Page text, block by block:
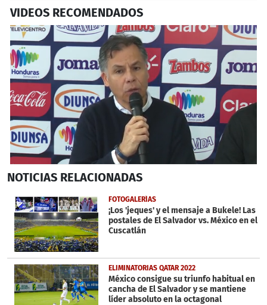
VIDEOS RECOMENDADOS
seconds
minute,
22
seconds
NOTICIAS RELACIONADAS
FOTOGALERÍAS
¡Los 'jeques' y el mensaje a Bukele! Las
postales de El Salvador vs. México en el
Cuscatlán
ELIMINATORIAS QATAR 2022
México consigue su triunfo habitual en
cancha de El Salvador y se mantiene
líder absoluto en la octagonal